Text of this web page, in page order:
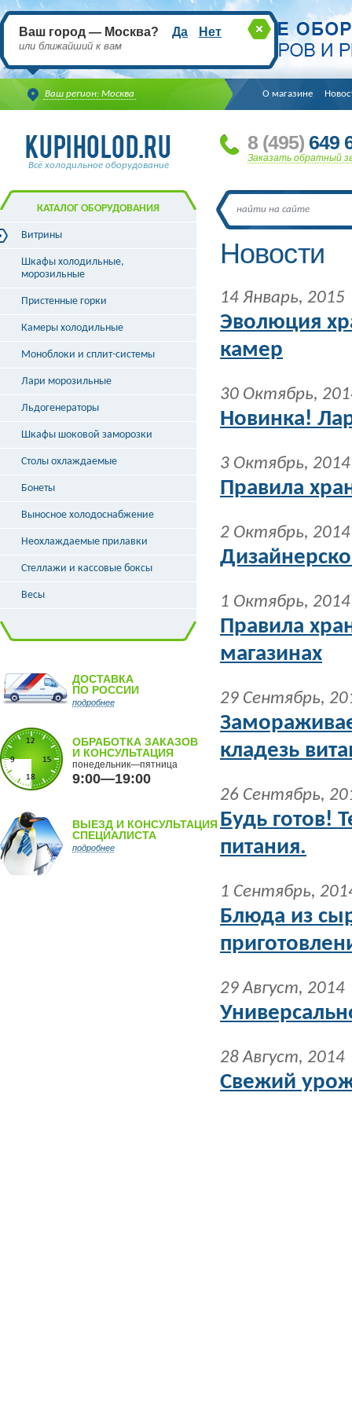
Ваш регион: Москва
Ваш город — Москва? Да Нет
или ближайший к вам
О магазине
Всё холодильное оборудование
8 (495) 649
Заказать обратный
Новости
14 Январь, 2015
Эволюция
камер
30 Октябрь,
Новинка!
3 Октябрь, 2014
Правила
2 Октябрь, 2014
1 Октябрь, 2014
Правила
магазинах
29 Сентябрь,
кладезь
26 Сентябрь,
Будь готов!
питания.
1 Сентябрь,
Блюда из
29 Август, 2014
28 Август, 2014
Свежий
КАТАЛОГ ОБОРУДОВАНИЯ
Витрины
Витрины холодильные
Витрины морозильные
Витрины кондитерские
Витрины угловые
Витрины «рыба на льду»
Шкафы холодильные,
морозильные
Пристенные горки
Камеры холодильные
Моноблоки и сплит-системы
Лари морозильные
Льдогенераторы
Шкафы шоковой заморозки
Столы охлаждаемые
Бонеты
Выносное холодоснабжение
Неохлаждаемые прилавки
Стеллажи и кассовые боксы
Весы
ДОСТАВКА
ПО РОССИИ
подробнее
ОБРАБОТКА ЗАКАЗОВ
И КОНСУЛЬТАЦИЯ
понедельник—пятница
9:00—19:00
ВЫЕЗД И КОНСУЛЬТАЦИЯ
СПЕЦИАЛИСТА
подробнее